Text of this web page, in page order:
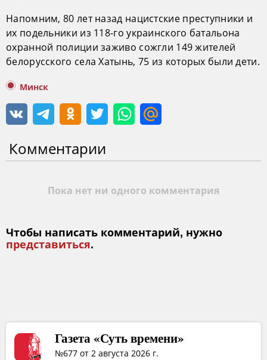
Напомним, 80 лет назад нацистские преступники и
их подельники из 118-го украинского батальона
охранной полиции заживо сожгли 149 жителей
белорусского села Хатынь, 75 из которых были дети.
Минск
Комментарии
Пока нет ни одного комментария
Чтобы написать комментарий, нужно
представиться.
Газета «Суть времени»
№677 от 2 августа 2026 г.